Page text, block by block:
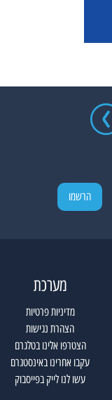
מערכת
מדיניות פרטיות
הצהרת נגישות
הצטרפו אלינו בטלגרם
עקבו אחרינו באינסטגרם
עשו לנו לייק בפייסבוק